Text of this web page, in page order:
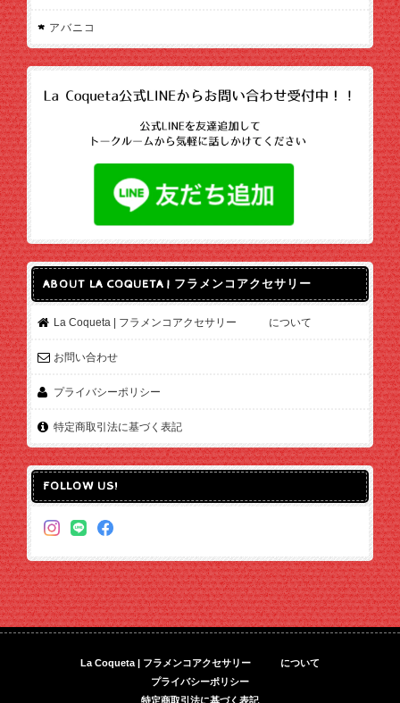
アバニコ
ABOUT LA COQUETA | フラメンコアクセサリー
La Coqueta | フラメンコアクセサリー について
お問い合わせ
プライバシーポリシー
特定商取引法に基づく表記
FOLLOW US!
La Coqueta | フラメンコアクセサリー について
プライバシーポリシー
特定商取引法に基づく表記